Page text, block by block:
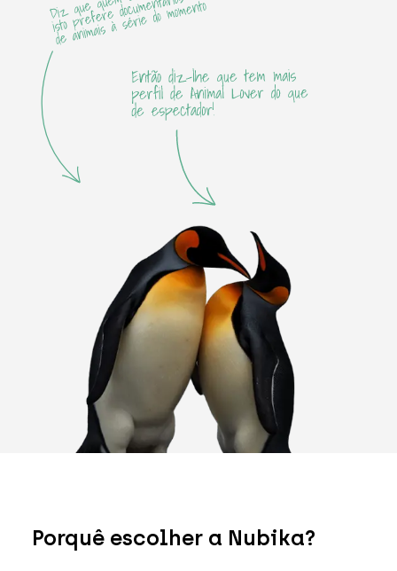
Porquê escolher a Nubika?